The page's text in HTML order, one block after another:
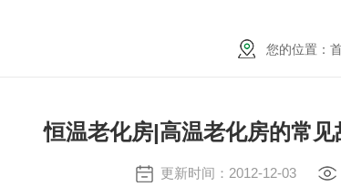
您的位置：
恒温老化房|高温老化房的常
更新时间：2012-12-03